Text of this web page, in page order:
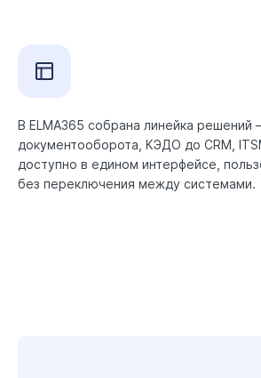
В ELMA365 собрана линейка решений
документооборота, КЭДО до CRM,
доступно в едином интерфейсе,
без переключения между системами.